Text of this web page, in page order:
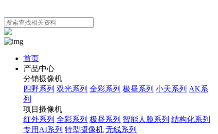
首页
产品中心
分销摄像机
四野系列 双光系列 全彩系列 极昼系列 小天系列 AK系
列
项目摄像机
红外系列 全彩系列 极昼系列 智能人脸系列 结构化系列
专用AI系列 特型摄像机 无线系列